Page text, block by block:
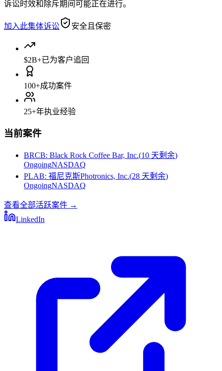
诉讼时效和除斥期间可能正在进行。
加入此集体诉讼 安全且保密
$2B+已为客户追回
100+成功案件
25+年执业经验
当前案件
BRCB: Black Rock Coffee Bar, Inc.(10 天剩余)
OngoingNASDAQ
PLAB: 福尼克斯Photronics, Inc.(28 天剩余)
OngoingNASDAQ
查看全部活跃案件 →
LinkedIn